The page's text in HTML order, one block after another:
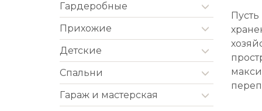
Гардеробные
Прихожие
Детские
Спальни
Гараж и мастерская